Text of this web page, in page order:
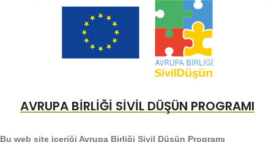
AVRUPA BİRLİĞİ SİVİL DÜŞÜN PROGRAMI
Bu web site içeriği Avrupa Birliği Sivil Düşün Programı